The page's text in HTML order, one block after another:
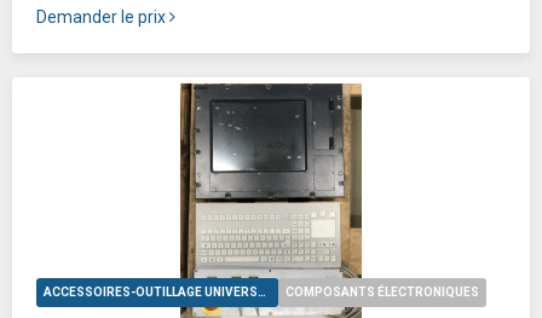
Demander le prix
ACCESSOIRES-OUTILLAGE UNIVERSELS COMPOSANTS ÉLECTRONIQUES